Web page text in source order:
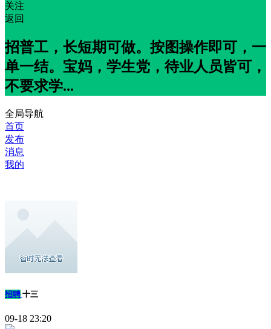
关注
返回
招普工，长短期可做。按图操作即可，一
单一结。宝妈，学生党，待业人员皆可，
不要求学...
全局导航
首页
发布
消息
我的
招聘 十三
09-18 23:20